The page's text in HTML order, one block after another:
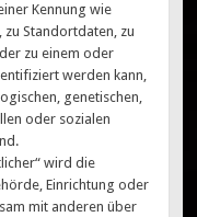
Kennung wie
zu Standortdaten, zu
zu einem oder
werden kann,
genetischen,
oder sozialen
wird die
Einrichtung oder
mit anderen über